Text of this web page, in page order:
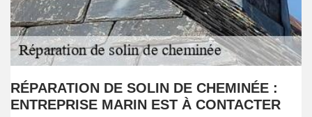
RÉPARATION DE SOLIN DE CHEMINÉE :
ENTREPRISE MARIN EST À CONTACTER